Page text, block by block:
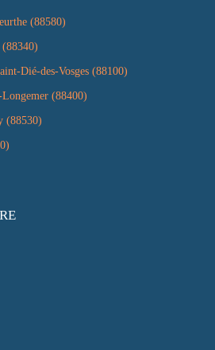
(88580)
Dié-des-Vosges (88100)
(88400)
(88530)